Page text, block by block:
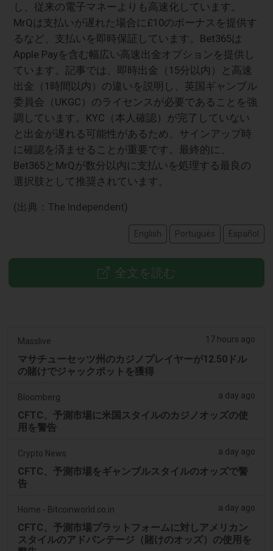
し、従来の電子マネーよりも高速化しています。
MrQは支払いが遅れた場合に£10のボーナスを提供す
るなど、支払いを即時保証しています。Bet365は
Apple Payを含む幅広い高速出金オプションを提供し
ています。記事では、即時出金（15分以内）と高速
出金（1時間以内）の違いを説明し、英国ギャンブル
委員会（UKGC）のライセンスが必要であることを強
調しています。KYC（本人確認）が完了していない
と出金が遅れる可能性があるため、サインアップ時
に確認を済ませることが重要です。最終的に、
Bet365とMrQが数分以内に支払いを処理する最良の
選択肢として推奨されています。
(出典：The Independent)
English Português Español
全文を読む
Masslive 17 hours ago
マサチューセッツ州のカジノプレイヤーが12.50ドル
の賭けでジャックポットを獲得
Bloomberg a day ago
CFTC、予測市場に米国スタイルのカジノオッズの使
用を警告
Crypto News a day ago
CFTC、予測市場をギャンブルスタイルのオッズで警
告
Home - Bitcoinworld.co.in a day ago
CFTC、予測市場プラットフォームに対しアメリカン
スタイルのアドバンテージ（賭けのオッズ）の使用を